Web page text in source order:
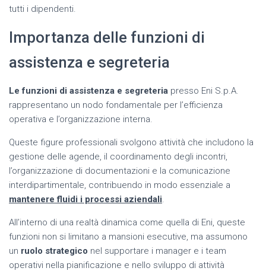
tutti i dipendenti.
Importanza delle funzioni di
assistenza e segreteria
Le funzioni di assistenza e segreteria presso Eni S.p.A.
rappresentano un nodo fondamentale per l’efficienza
operativa e l’organizzazione interna.
Queste figure professionali svolgono attività che includono la
gestione delle agende, il coordinamento degli incontri,
l’organizzazione di documentazioni e la comunicazione
interdipartimentale, contribuendo in modo essenziale a
mantenere fluidi i processi aziendali.
All’interno di una realtà dinamica come quella di Eni, queste
funzioni non si limitano a mansioni esecutive, ma assumono
un ruolo strategico nel supportare i manager e i team
operativi nella pianificazione e nello sviluppo di attività